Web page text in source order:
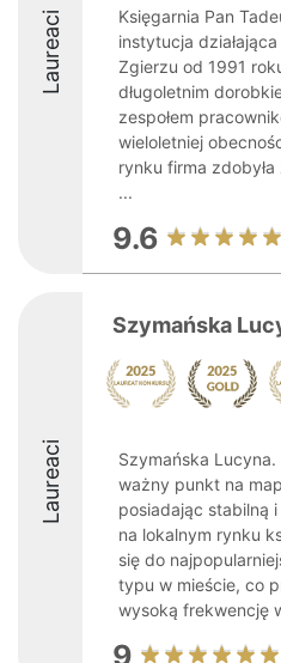
Laureaci
Księgarnia Pan
instytucja
Zgierzu od 1991
długoletnim
zespołem
wieloletniej
rynku firma
...
9.6
Laureaci
Szymańska
Szymańska
ważny punkt na
posiadając stabilną
na lokalnym rynku
się do
typu w mieście, co
wysoką frekwencję
9